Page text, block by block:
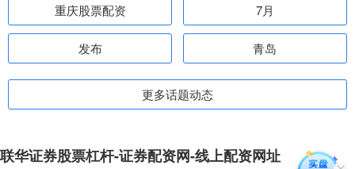
重庆股票配资 7月
发布 青岛
更多话题动态
联华证券股票杠杆-证券配资网-线上配资网址